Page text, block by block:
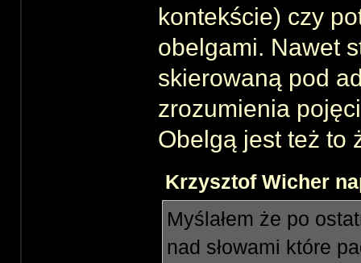
kontekście) czy
obelgami. Nawet
skierowaną pod
zrozumienia
Obelgą jest też to
Krzysztof Wicher
Myślałem że po
nad słowami które